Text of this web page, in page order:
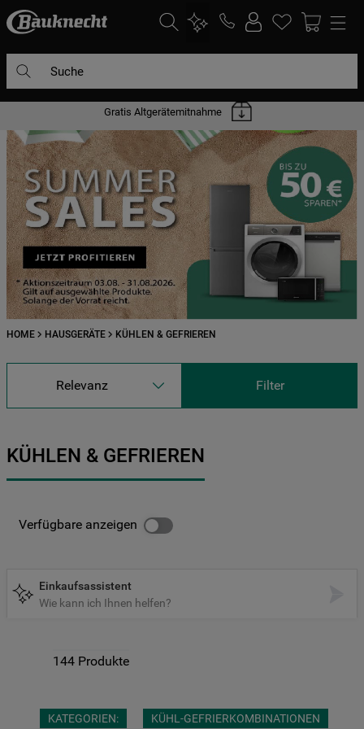
Gratis Altgerätemitnahme
HOME HAUSGERÄTE KÜHLEN & GEFRIEREN
Relevanz Filter
KÜHLEN & GEFRIEREN
Verfügbare anzeigen
Einkaufsassistent
Wie kann ich Ihnen helfen?
144 Produkte
KATEGORIEN:
KÜHL-GEFRIERKOMBINATIONEN
DIE HÄUFIGSTEN SUCHANFRAGEN
1. waschmaschine
2. geschirrspülern
3. kühlgefrierkombination
4. bko
5. trockner
6. kühlschrank
7. mikrowelle